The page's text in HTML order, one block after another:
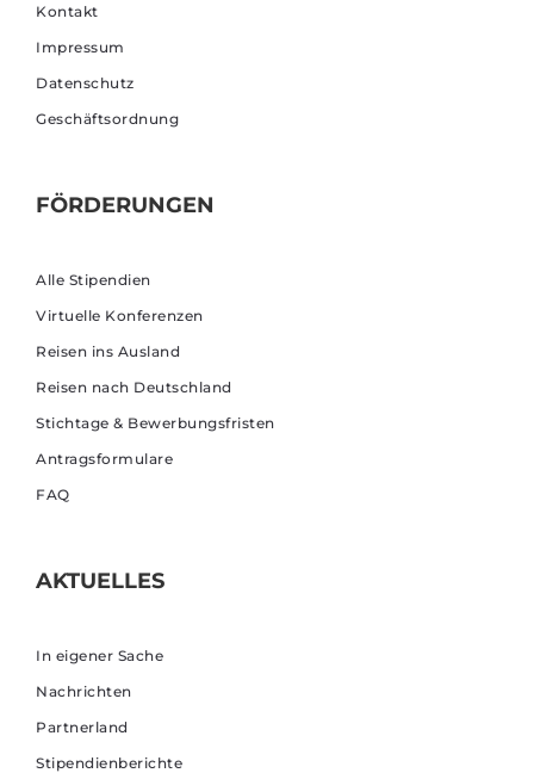
Kontakt
Impressum
Datenschutz
Geschäftsordnung
FÖRDERUNGEN
Alle Stipendien
Virtuelle Konferenzen
Reisen ins Ausland
Reisen nach Deutschland
Stichtage & Bewerbungsfristen
Antragsformulare
FAQ
AKTUELLES
In eigener Sache
Nachrichten
Partnerland
Stipendienberichte